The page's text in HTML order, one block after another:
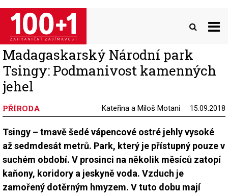
Přejít
hlavnímu
obsahu
Madagaskarský Národní park
Tsingy: Podmanivost kamenných
jehel
PŘÍRODA Kateřina a Miloš Motani 15.09.2018
Tsingy – tmavě šedé vápencové ostré jehly vysoké
až sedmdesát metrů. Park, který je přístupný pouze v
suchém období. V prosinci na několik měsíců zatopí
kaňony, koridory a jeskyně voda. Vzduch je
zamořený dotěrným hmyzem. V tuto dobu mají